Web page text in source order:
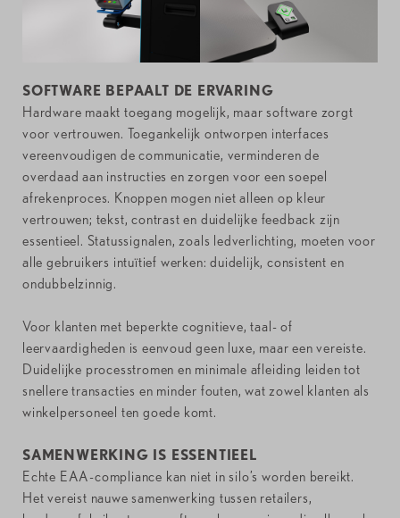
SOFTWARE BEPAALT DE ERVARING
Hardware maakt toegang mogelijk, maar software zorgt
voor vertrouwen. Toegankelijk ontworpen interfaces
vereenvoudigen de communicatie, verminderen de
overdaad aan instructies en zorgen voor een soepel
afrekenproces. Knoppen mogen niet alleen op kleur
vertrouwen; tekst, contrast en duidelijke feedback zijn
essentieel. Statussignalen, zoals ledverlichting, moeten voor
alle gebruikers intuïtief werken: duidelijk, consistent en
ondubbelzinnig.
Voor klanten met beperkte cognitieve, taal- of
leervaardigheden is eenvoud geen luxe, maar een vereiste.
Duidelijke processtromen en minimale afleiding leiden tot
snellere transacties en minder fouten, wat zowel klanten als
winkelpersoneel ten goede komt.
SAMENWERKING IS ESSENTIEEL
Echte EAA-compliance kan niet in silo’s worden bereikt.
Het vereist nauwe samenwerking tussen retailers,